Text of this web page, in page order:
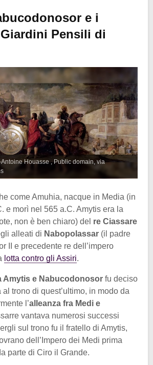
e i
Pensili di
Houasse , Public domain, via
come Amuhia, nacque in Media (in
e morì nel 565 a.C. Amytis era la
non è ben chiaro) del re Ciassare
alleati di Nabopolassar (il padre
II e precedente re dell’impero
lotta contro gli Assiri.
Amytis e Nabucodonosor fu deciso
trono di quest’ultimo, in modo da
l’alleanza fra Medi e
vantava numerosi successi
sul trono fu il fratello di Amytis,
dell’Impero dei Medi prima
parte di Ciro il Grande.